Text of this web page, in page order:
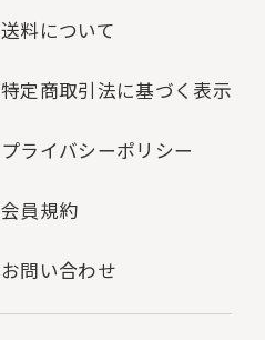
送料について
特定商取引法に基づく表示
プライバシーポリシー
会員規約
お問い合わせ